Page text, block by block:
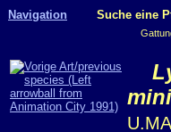
Navigation Suche eine